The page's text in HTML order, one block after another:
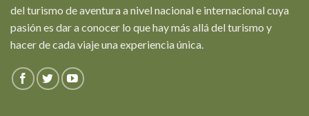
del turismo de aventura a nivel nacional e internacional cuya
pasión es dar a conocer lo que hay más allá del turismo y
hacer de cada viaje una experiencia única.